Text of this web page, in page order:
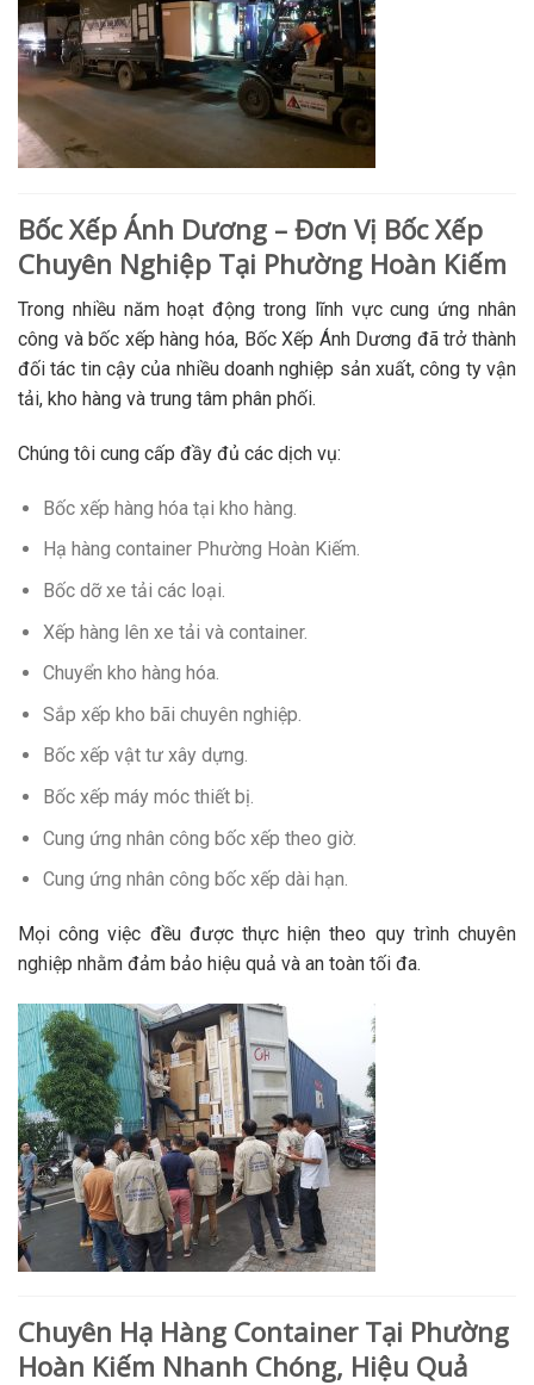
Bốc Xếp Ánh Dương – Đơn Vị Bốc Xếp
Chuyên Nghiệp Tại Phường Hoàn Kiếm
Trong nhiều năm hoạt động trong lĩnh vực cung ứng nhân
công và bốc xếp hàng hóa, Bốc Xếp Ánh Dương đã trở thành
đối tác tin cậy của nhiều doanh nghiệp sản xuất, công ty vận
tải, kho hàng và trung tâm phân phối.
Chúng tôi cung cấp đầy đủ các dịch vụ:
Bốc xếp hàng hóa tại kho hàng.
Hạ hàng container Phường Hoàn Kiếm.
Bốc dỡ xe tải các loại.
Xếp hàng lên xe tải và container.
Chuyển kho hàng hóa.
Sắp xếp kho bãi chuyên nghiệp.
Bốc xếp vật tư xây dựng.
Bốc xếp máy móc thiết bị.
Cung ứng nhân công bốc xếp theo giờ.
Cung ứng nhân công bốc xếp dài hạn.
Mọi công việc đều được thực hiện theo quy trình chuyên
nghiệp nhằm đảm bảo hiệu quả và an toàn tối đa.
Chuyên Hạ Hàng Container Tại Phường
Hoàn Kiếm Nhanh Chóng, Hiệu Quả